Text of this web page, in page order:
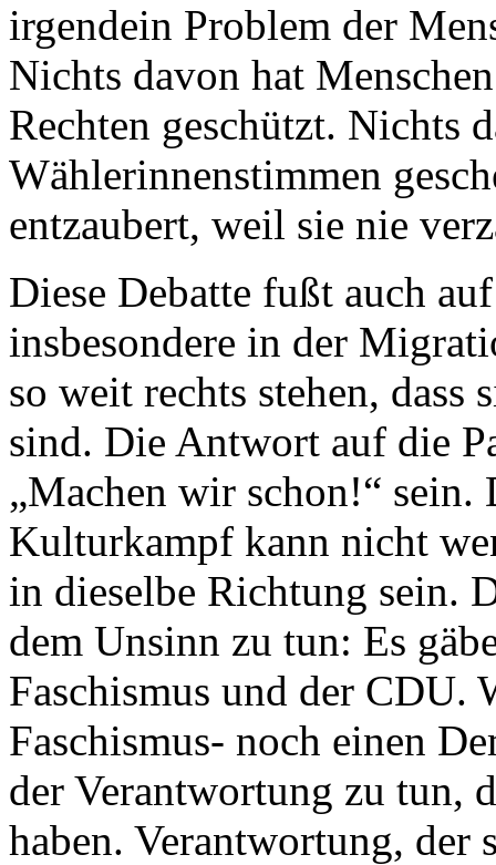
irgendein Problem der
Nichts davon hat
Rechten geschützt. Nichts
Wählerinnenstimmen
entzaubert, weil sie nie
Diese Debatte fußt auch
insbesondere in der
so weit rechts stehen, dass
sind. Die Antwort auf die
„Machen wir schon!“
Kulturkampf kann nicht
in dieselbe Richtung sein.
dem Unsinn zu tun: Es
Faschismus und der CDU.
Faschismus- noch einen
der Verantwortung zu tun,
haben. Verantwortung, der